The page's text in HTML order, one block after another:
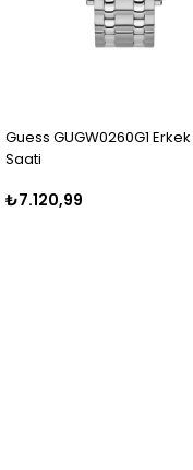
Kol
Guess
₺5.999,99